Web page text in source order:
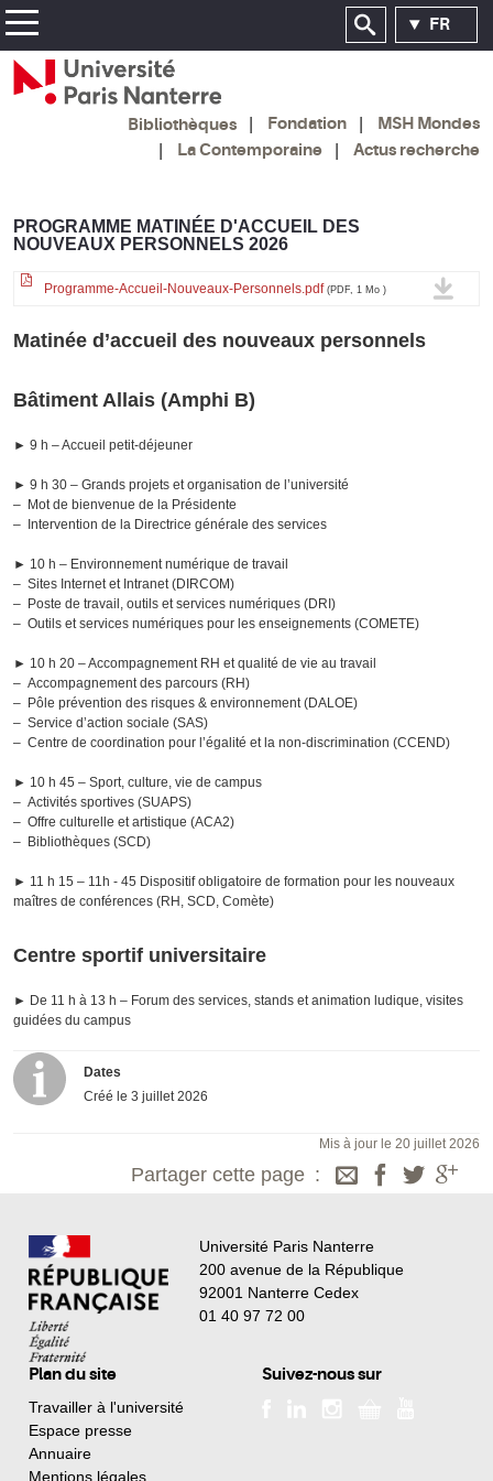
FR
Bibliothèques Fondation
MSH Mondes
La Contemporaine
Actus recherche
PROGRAMME MATINÉE D'ACCUEIL DES
NOUVEAUX PERSONNELS 2026
Programme-Accueil-Nouveaux-Personnels.pdf (PDF, 1 Mo )
Matinée d’accueil des nouveaux personnels
Bâtiment Allais (Amphi B)
► 9 h – Accueil petit-déjeuner
► 9 h 30 – Grands projets et organisation de l’université
– Mot de bienvenue de la Présidente
– Intervention de la Directrice générale des services
► 10 h – Environnement numérique de travail
– Sites Internet et Intranet (DIRCOM)
– Poste de travail, outils et services numériques (DRI)
– Outils et services numériques pour les enseignements (COMETE)
► 10 h 20 – Accompagnement RH et qualité de vie au travail
– Accompagnement des parcours (RH)
– Pôle prévention des risques & environnement (DALOE)
– Service d’action sociale (SAS)
– Centre de coordination pour l’égalité et la non-discrimination (CCEND)
► 10 h 45 – Sport, culture, vie de campus
– Activités sportives (SUAPS)
– Offre culturelle et artistique (ACA2)
– Bibliothèques (SCD)
► 11 h 15 – 11h - 45 Dispositif obligatoire de formation pour les nouveaux
maîtres de conférences (RH, SCD, Comète)
Centre sportif universitaire
► De 11 h à 13 h – Forum des services, stands et animation ludique, visites
guidées du campus
Dates
Créé le 3 juillet 2026
Mis à jour le 20 juillet 2026
Partager cette page
Université Paris Nanterre
200 avenue de la République
92001 Nanterre Cedex
01 40 97 72 00
Plan du site
Travailler à l'université
Espace presse
Annuaire
Mentions légales
Suivez-nous sur